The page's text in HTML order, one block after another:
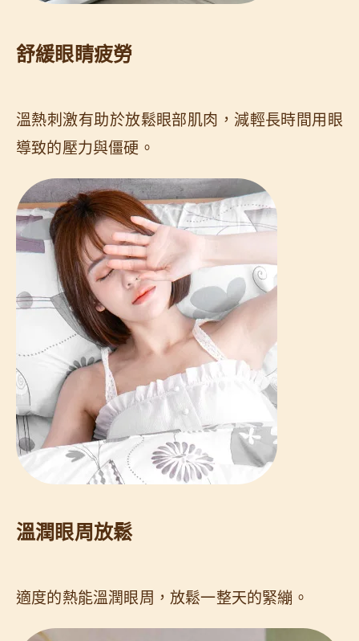
舒緩眼睛疲勞
溫熱刺激有助於放鬆眼部肌肉，減輕長時間用眼
導致的壓力與僵硬。
溫潤眼周放鬆
適度的熱能溫潤眼周，放鬆一整天的緊繃。